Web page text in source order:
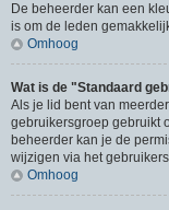
De beheerder kan een
is om de leden
Omhoog
Wat is de "Standaard
Als je lid bent van
gebruikersgroep gebruikt
beheerder kan je de
wijzigen via het
Omhoog